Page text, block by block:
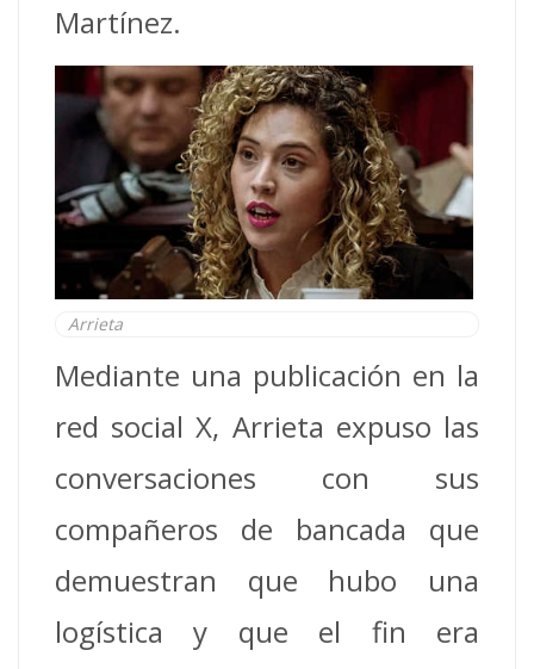
Martínez.
Arrieta
Mediante una publicación en la
red social X, Arrieta expuso las
conversaciones con sus
compañeros de bancada que
demuestran que hubo una
logística y que el fin era